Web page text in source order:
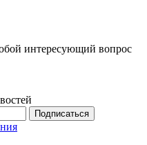
интересующий вопрос
Подписаться